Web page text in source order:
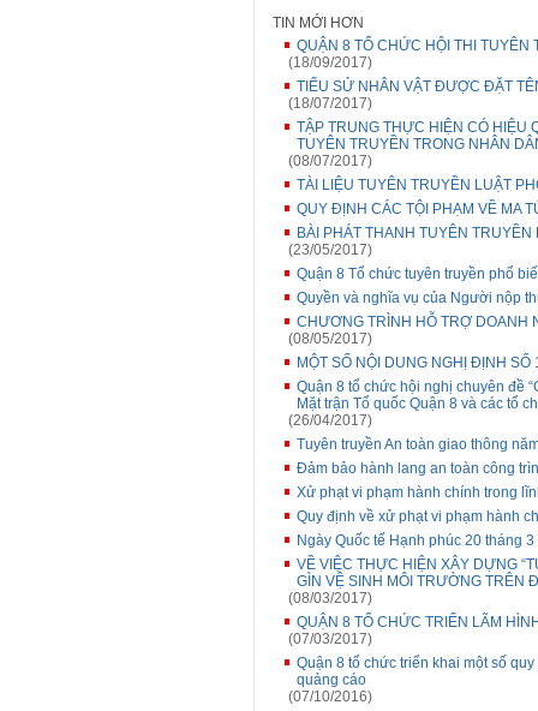
TIN MỚI HƠN
QUẬN 8 TỔ CHỨC HỘI THI TUYÊN
(18/09/2017)
TIỂU SỬ NHÂN VẬT ĐƯỢC ĐẶT
(18/07/2017)
TẬP TRUNG THỰC HIỆN CÓ HIỆU
TUYÊN TRUYỀN TRONG NHÂN
(08/07/2017)
TÀI LIỆU TUYÊN TRUYỀN LUẬT
QUY ĐỊNH CÁC TỘI PHẠM VỀ MA
BÀI PHÁT THANH TUYÊN
(23/05/2017)
Quận 8 Tổ chức tuyên truyền phổ
Quyền và nghĩa vụ của Người nộp
CHƯƠNG TRÌNH HỖ TRỢ DOANH
(08/05/2017)
MỘT SỐ NỘI DUNG NGHỊ ĐỊNH
Quận 8 tổ chức hội nghị chuyên đề
Mặt trận Tổ quốc Quận 8 và các tổ
(26/04/2017)
Tuyên truyền An toàn giao thông
Đảm bảo hành lang an toàn công
Xử phạt vi phạm hành chính trong
Quy định về xử phạt vi phạm hành
Ngày Quốc tế Hạnh phúc 20 tháng
VỀ VIỆC THỰC HIỆN XÂY DỰNG
GÌN VỆ SINH MÔI TRƯỜNG TRÊN
(08/03/2017)
QUẬN 8 TỔ CHỨC TRIỂN LÃM
(07/03/2017)
Quận 8 tổ chức triển khai một số
quảng cáo
(07/10/2016)